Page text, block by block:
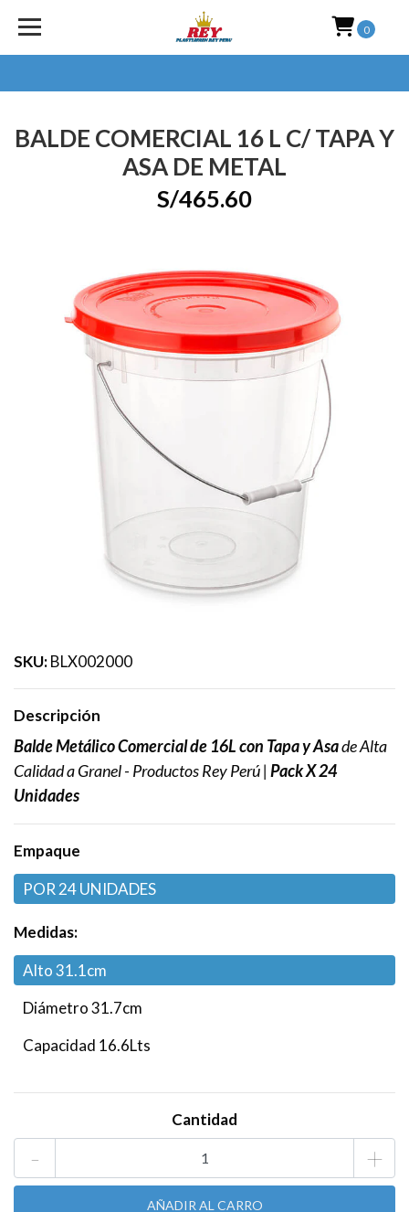
0
BALDE COMERCIAL 16 L C/ TAPA Y
ASA DE METAL
S/465.60
SKU:BLX002000
Descripción
Balde Metálico Comercial de 16L con Tapa y Asade Alta
Calidad a Granel - Productos Rey Perú | Pack X 24
Unidades
Empaque
POR 24 UNIDADES
Medidas:
Alto 31.1cm
Diámetro 31.7cm
Capacidad 16.6Lts
Cantidad
- +